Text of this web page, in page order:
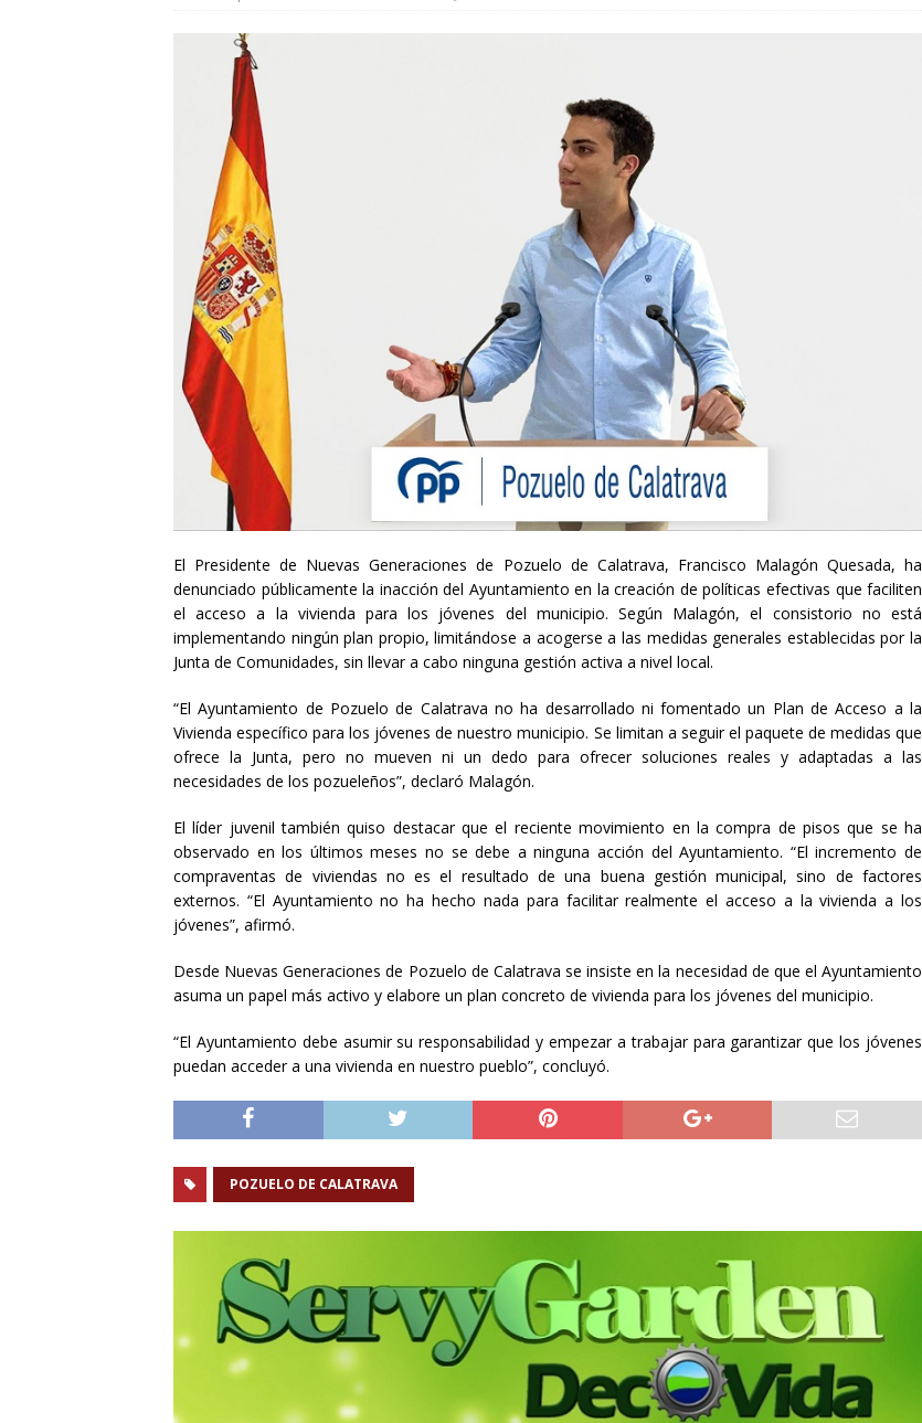
El Presidente de Nuevas Generaciones de Pozuelo de Calatrava, Francisco Malagón Quesada, ha
denunciado públicamente la inacción del Ayuntamiento en la creación de políticas efectivas que faciliten
el acceso a la vivienda para los jóvenes del municipio. Según Malagón, el consistorio no está
implementando ningún plan propio, limitándose a acogerse a las medidas generales establecidas por la
Junta de Comunidades, sin llevar a cabo ninguna gestión activa a nivel local.
“El Ayuntamiento de Pozuelo de Calatrava no ha desarrollado ni fomentado un Plan de Acceso a la
Vivienda específico para los jóvenes de nuestro municipio. Se limitan a seguir el paquete de medidas que
ofrece la Junta, pero no mueven ni un dedo para ofrecer soluciones reales y adaptadas a las
necesidades de los pozueleños”, declaró Malagón.
El líder juvenil también quiso destacar que el reciente movimiento en la compra de pisos que se ha
observado en los últimos meses no se debe a ninguna acción del Ayuntamiento. “El incremento de
compraventas de viviendas no es el resultado de una buena gestión municipal, sino de factores
externos. “El Ayuntamiento no ha hecho nada para facilitar realmente el acceso a la vivienda a los
jóvenes”, afirmó.
Desde Nuevas Generaciones de Pozuelo de Calatrava se insiste en la necesidad de que el Ayuntamiento
asuma un papel más activo y elabore un plan concreto de vivienda para los jóvenes del municipio.
“El Ayuntamiento debe asumir su responsabilidad y empezar a trabajar para garantizar que los jóvenes
puedan acceder a una vivienda en nuestro pueblo”, concluyó.
POZUELO DE CALATRAVA